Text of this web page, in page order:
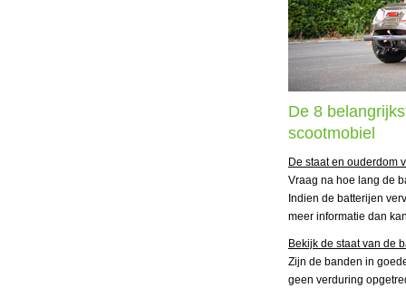
De 8
scootmobiel
De staat en ouderdom
Vraag na hoe lang de
Indien de batterijen
meer informatie dan
Bekijk de staat van de
Zijn de banden in
geen verduring